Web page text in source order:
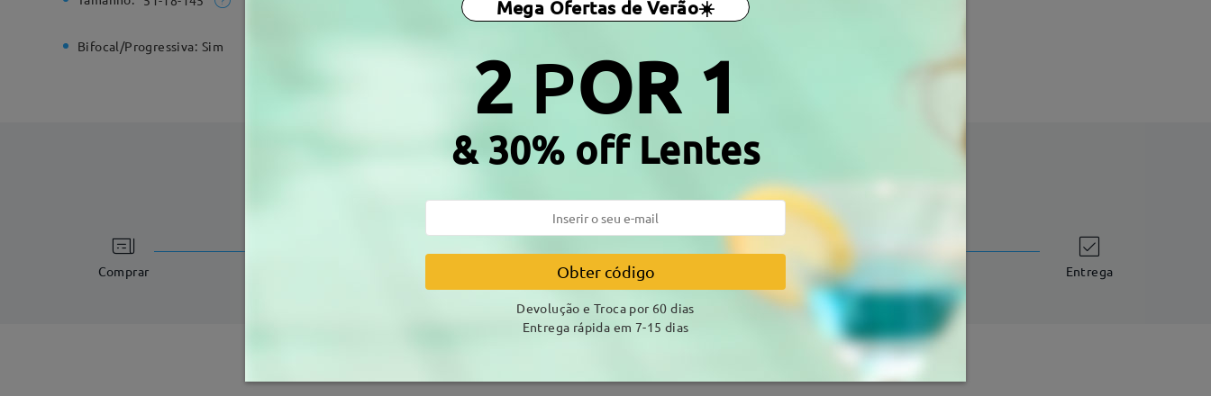
Bifocal/Progressiva: Sim
Comprar
tempo de processamento
Envio Entrega
Mega Ofertas de Verão☀️
2 POR 1
& 30% off Lentes
Obter código
Devolução e Troca por 60 dias
Entrega rápida em 7-15 dias